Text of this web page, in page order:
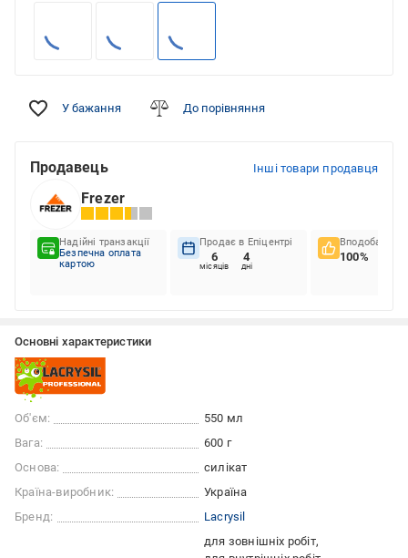
У бажання До порівняння
Продавець Інші товари продавця
Frezer
Надійні транзакції
Безпечна оплата
картою
Продає в Епіцентрі
6
місяців
4
дні
Вподобання
100%
Основні характеристики
Об'єм:
550 мл
Вага:
600 г
Основа:
силікат
Країна-виробник:
Україна
Бренд:
Lacrysil
для зовнішніх робіт